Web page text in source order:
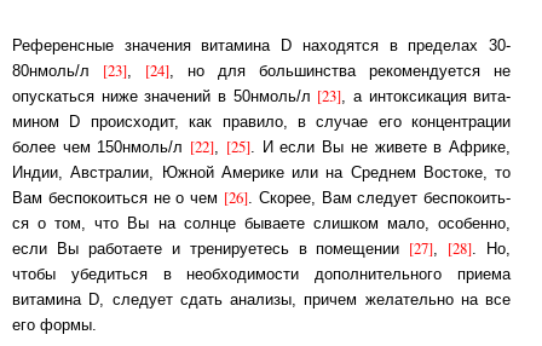
Референсные значения витамина D находятся в пределах 30-
80нмоль/л [23] [24] , но для боль­шинст­ва ре­ко­мен­ду­ет­ся не
опускаться ниже значений в 50нмоль/л [23] , а ин­ток­си­ка­ция ви­та­
ми­ном D про­ис­хо­дит, как правило, в случае его концентрации
более чем 150нмоль/л [22] [25]. И если Вы не живете в Африке,
Индии, Австралии, Юж­ной Аме­ри­ке или на Сред­нем Востоке, то
Вам беспокоиться не о чем [26]. Скорее, Вам сле­ду­ет бес­по­ко­ить­
ся о том, что Вы на солнце бываете слишком мало, особенно,
если Вы ра­бо­тае­те и тре­ни­руе­тесь в по­ме­ще­нии [27] [28] . Но,
чтобы убедиться в не­об­хо­ди­мос­ти до­пол­ни­тель­но­го приема
витамина D, следует сдать анализы, причем же­ла­тель­но на все
его фор­мы.